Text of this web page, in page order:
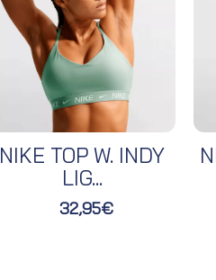
NIKE TOP W. INDY
LIG...
32,95€